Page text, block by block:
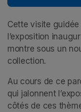
Cette visite
l’exposition
montre sous un
collection.
Au cours de ce
qui jalonnent
côtés de ces